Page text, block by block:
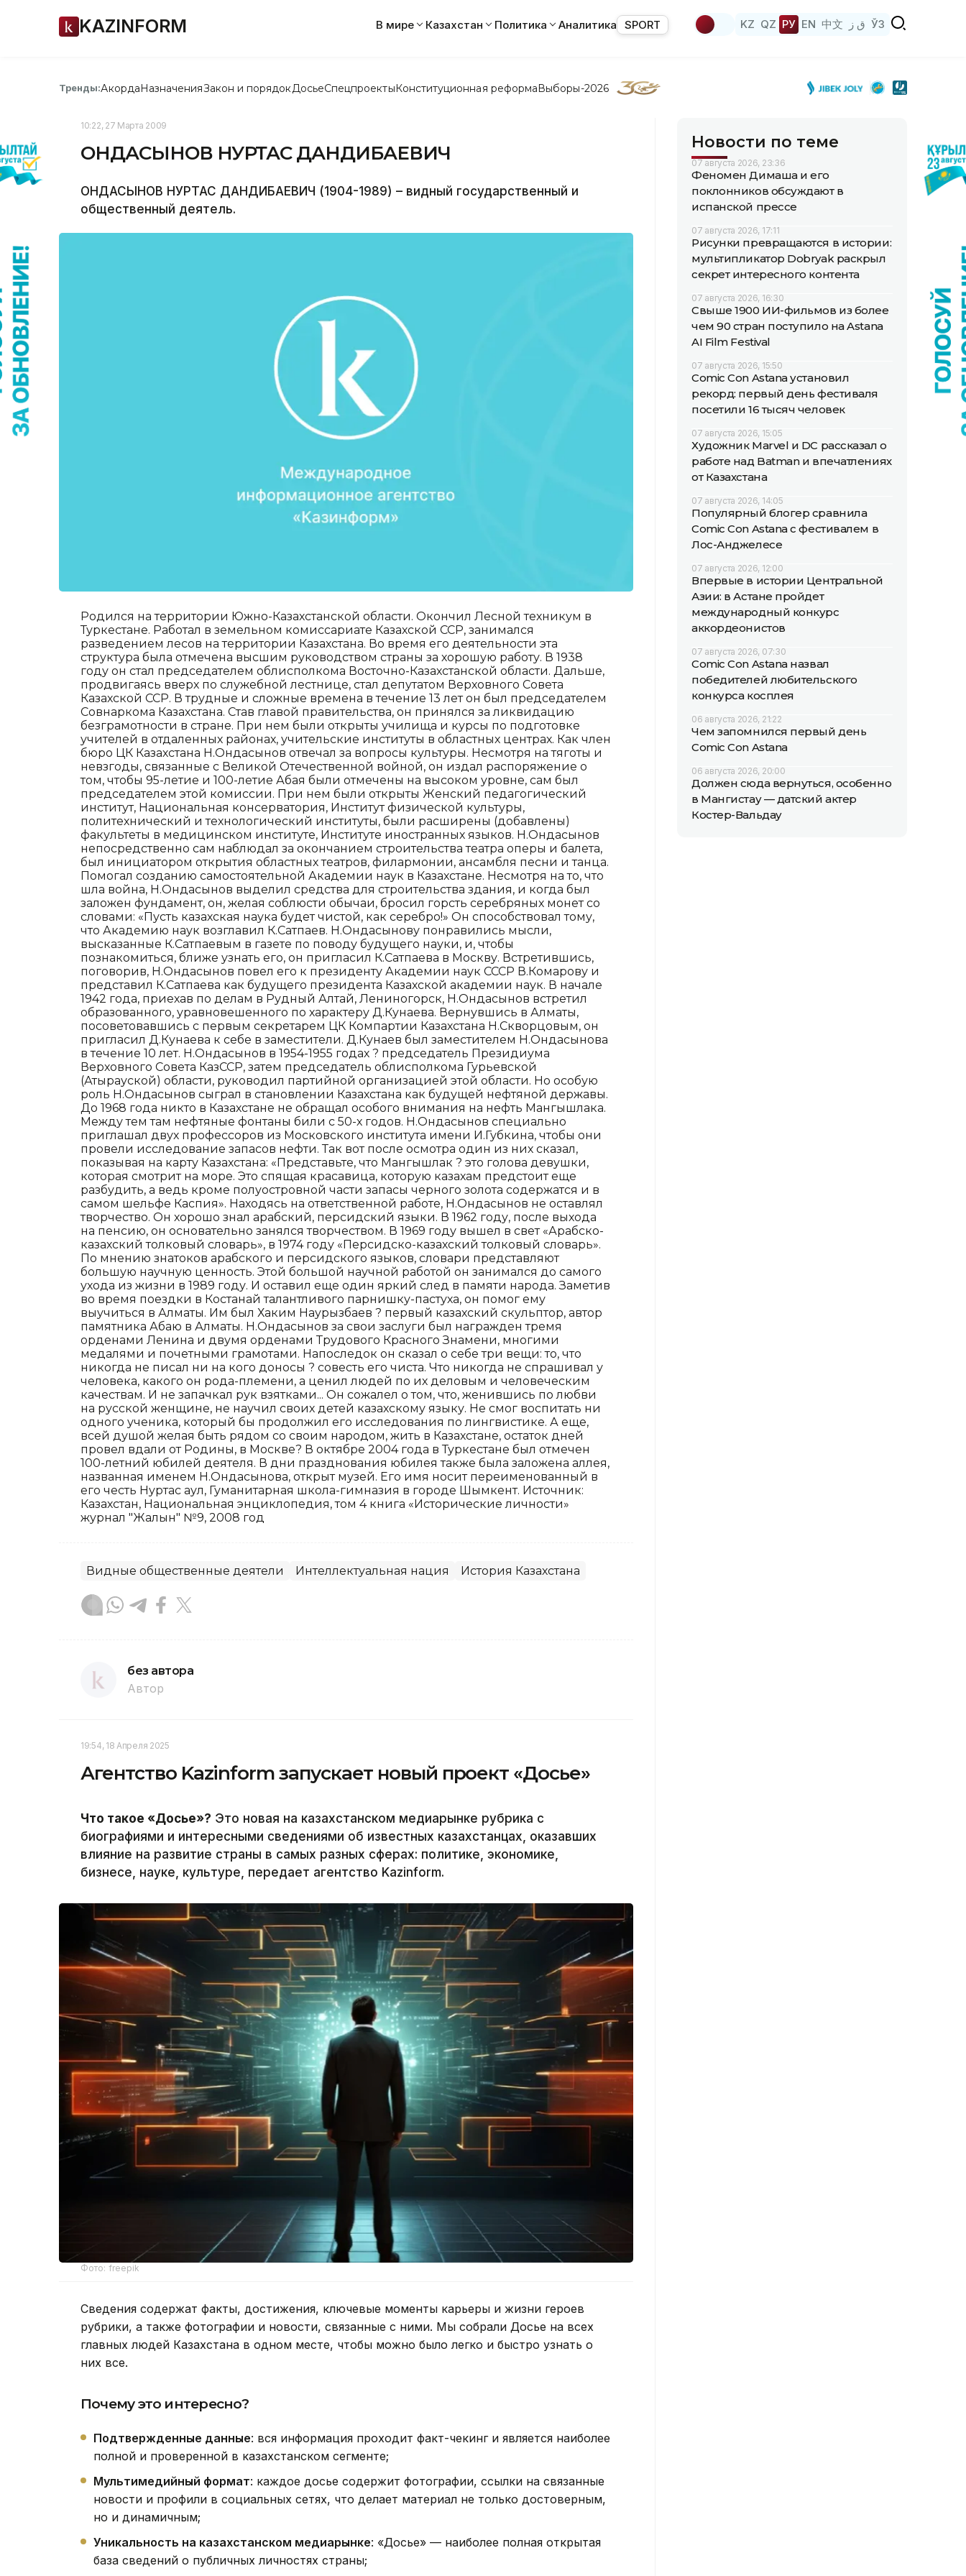
KAZINFORM В мире Казахстан Политика Аналитика SPORT KZ QZ РУ EN 中文 ق ز ЎЗ
Тренды:АкордаНазначенияЗакон и порядок ДосьеСпецпроектыКонституционная реформаВыборы-2026
10:22, 27 Марта 2009
ОНДАСЫНОВ НУРТАС ДАНДИБАЕВИЧ
ОНДАСЫНОВ НУРТАС ДАНДИБАЕВИЧ (1904-1989) – видный государственный и
общественный деятель.
Родился на территории Южно-Казахстанской области. Окончил Лесной техникум в
Туркестане. Работал в земельном комиссариате Казахской ССР, занимался
разведением лесов на территории Казахстана. Во время его деятельности эта
структура была отмечена высшим руководством страны за хорошую работу. В 1938
году он стал председателем облисполкома Восточно-Казахстанской области. Дальше,
продвигаясь вверх по служебной лестнице, стал депутатом Верховного Совета
Казахской ССР. В трудные и сложные времена в течение 13 лет он был председателем
Совнаркома Казахстана. Став главой правительства, он принялся за ликвидацию
безграмотности в стране. При нем были открыты училища и курсы по подготовке
учителей в отдаленных районах, учительские институты в областных центрах. Как член
бюро ЦК Казахстана Н.Ондасынов отвечал за вопросы культуры. Несмотря на тяготы и
невзгоды, связанные с Великой Отечественной войной, он издал распоряжение о
том, чтобы 95-летие и 100-летие Абая были отмечены на высоком уровне, сам был
председателем этой комиссии. При нем были открыты Женский педагогический
институт, Национальная консерватория, Институт физической культуры,
политехнический и технологический институты, были расширены (добавлены)
факультеты в медицинском институте, Институте иностранных языков. Н.Ондасынов
непосредственно сам наблюдал за окончанием строительства театра оперы и балета,
был инициатором открытия областных театров, филармонии, ансамбля песни и танца.
Помогал созданию самостоятельной Академии наук в Казахстане. Несмотря на то, что
шла война, Н.Ондасынов выделил средства для строительства здания, и когда был
заложен фундамент, он, желая соблюсти обычаи, бросил горсть серебряных монет со
словами: «Пусть казахская наука будет чистой, как серебро!» Он способствовал тому,
что Академию наук возглавил К.Сатпаев. Н.Ондасынову понравились мысли,
высказанные К.Сатпаевым в газете по поводу будущего науки, и, чтобы
познакомиться, ближе узнать его, он пригласил К.Сатпаева в Москву. Встретившись,
поговорив, Н.Ондасынов повел его к президенту Академии наук СССР В.Комарову и
представил К.Сатпаева как будущего президента Казахской академии наук. В начале
1942 года, приехав по делам в Рудный Алтай, Лениногорск, Н.Ондасынов встретил
образованного, уравновешенного по характеру Д.Кунаева. Вернувшись в Алматы,
посоветовавшись с первым секретарем ЦК Компартии Казахстана Н.Скворцовым, он
пригласил Д.Кунаева к себе в заместители. Д.Кунаев был заместителем Н.Ондасынова
в течение 10 лет. Н.Ондасынов в 1954-1955 годах ? председатель Президиума
Верховного Совета КазССР, затем председатель облисполкома Гурьевской
(Атырауской) области, руководил партийной организацией этой области. Но особую
роль Н.Ондасынов сыграл в становлении Казахстана как будущей нефтяной державы.
До 1968 года никто в Казахстане не обращал особого внимания на нефть Мангышлака.
Между тем там нефтяные фонтаны били с 50-х годов. Н.Ондасынов специально
приглашал двух профессоров из Московского института имени И.Губкина, чтобы они
провели исследование запасов нефти. Так вот после осмотра один из них сказал,
показывая на карту Казахстана: «Представьте, что Мангышлак ? это голова девушки,
которая смотрит на море. Это спящая красавица, которую казахам предстоит еще
разбудить, а ведь кроме полуостровной части запасы черного золота содержатся и в
самом шельфе Каспия». Находясь на ответственной работе, Н.Ондасынов не оставлял
творчество. Он хорошо знал арабский, персидский языки. В 1962 году, после выхода
на пенсию, он основательно занялся творчеством. В 1969 году вышел в свет «Арабско-
казахский толковый словарь», в 1974 году «Персидско-казахский толковый словарь».
По мнению знатоков арабского и персидского языков, словари представляют
большую научную ценность. Этой большой научной работой он занимался до самого
ухода из жизни в 1989 году. И оставил еще один яркий след в памяти народа. Заметив
во время поездки в Костанай талантливого парнишку-пастуха, он помог ему
выучиться в Алматы. Им был Хаким Наурызбаев ? первый казахский скульптор, автор
памятника Абаю в Алматы. Н.Ондасынов за свои заслуги был награжден тремя
орденами Ленина и двумя орденами Трудового Красного Знамени, многими
медалями и почетными грамотами. Напоследок он сказал о себе три вещи: то, что
никогда не писал ни на кого доносы ? совесть его чиста. Что никогда не спрашивал у
человека, какого он рода-племени, а ценил людей по их деловым и человеческим
качествам. И не запачкал рук взятками... Он сожалел о том, что, женившись по любви
на русской женщине, не научил своих детей казахскому языку. Не смог воспитать ни
одного ученика, который бы продолжил его исследования по лингвистике. А еще,
всей душой желая быть рядом со своим народом, жить в Казахстане, остаток дней
провел вдали от Родины, в Москве? В октябре 2004 года в Туркестане был отмечен
100-летний юбилей деятеля. В дни празднования юбилея также была заложена аллея,
названная именем Н.Ондасынова, открыт музей. Его имя носит переименованный в
его честь Нуртас аул, Гуманитарная школа-гимназия в городе Шымкент. Источник:
Казахстан, Национальная энциклопедия, том 4 книга «Исторические личности»
журнал "Жалын" №9, 2008 год
Видные общественные деятели Интеллектуальная нация История Казахстана
без автора
Автор
19:54, 18 Апреля 2025
Агентство Kazinform запускает новый проект «Досье»
Что такое «Досье»? Это новая на казахстанском медиарынке рубрика с
биографиями и интересными сведениями об известных казахстанцах, оказавших
влияние на развитие страны в самых разных сферах: политике, экономике,
бизнесе, науке, культуре, передает агентство Kazinform.
Фото: freepik
Сведения содержат факты, достижения, ключевые моменты карьеры и жизни героев
рубрики, а также фотографии и новости, связанные с ними. Мы собрали Досье на всех
главных людей Казахстана в одном месте, чтобы можно было легко и быстро узнать о
них все.
Почему это интересно?
Подтвержденные данные: вся информация проходит факт-чекинг и является наиболее
полной и проверенной в казахстанском сегменте;
Мультимедийный формат: каждое досье содержит фотографии, ссылки на связанные
новости и профили в социальных сетях, что делает материал не только достоверным,
но и динамичным;
Уникальность на казахстанском медиарынке: «Досье» — наиболее полная открытая
база сведений о публичных личностях страны;
Новости по теме
07 августа 2026, 23:36
Феномен Димаша и его
поклонников обсуждают в
испанской прессе
07 августа 2026, 17:11
Рисунки превращаются в истории:
мультипликатор Dobryak раскрыл
секрет интересного контента
07 августа 2026, 16:30
Свыше 1900 ИИ-фильмов из более
чем 90 стран поступило на Astana
AI Film Festival
07 августа 2026, 15:50
Comic Con Astana установил
рекорд: первый день фестиваля
посетили 16 тысяч человек
07 августа 2026, 15:05
Художник Marvel и DC рассказал о
работе над Batman и впечатлениях
от Казахстана
07 августа 2026, 14:05
Популярный блогер сравнила
Comic Con Astana с фестивалем в
Лос-Анджелесе
07 августа 2026, 12:00
Впервые в истории Центральной
Азии: в Астане пройдет
международный конкурс
аккордеонистов
07 августа 2026, 07:30
Comic Con Astana назвал
победителей любительского
конкурса косплея
06 августа 2026, 21:22
Чем запомнился первый день
Comic Con Astana
06 августа 2026, 20:00
Должен сюда вернуться, особенно
в Мангистау — датский актер
Костер-Вальдау